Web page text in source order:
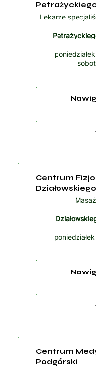
Petrażyckiego
Lekarze
Centrum
Działowskiego
Centrum
Podgórski